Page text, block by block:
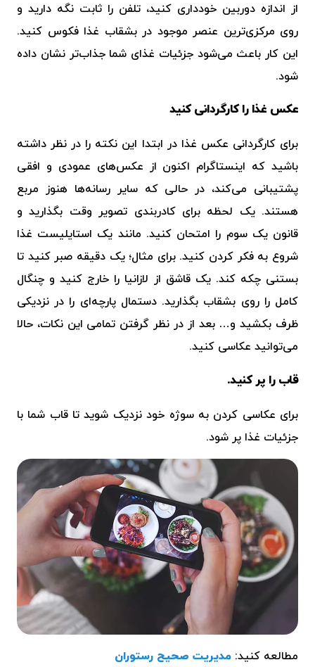
از اندازه دوربین خودداری کنید، تلفن را ثابت نگه دارید و
روی مرکزی‌ترین عنصر موجود در بشقاب غذا فکوس کنید.
این کار باعث می‌شود جزئیات غذای شما جذاب‌تر نشان داده
شود.
عکس غذا را کارگردانی کنید
برای کارگردانی عکس غذا در ابتدا این نکته را در نظر داشته
باشید که اینستاگرام اکنون از عکس‌های عمودی و افقی
پشتیبانی می‌کند، در حالی که سایر رسانه‌ها هنوز مربع
هستند. یک لحظه برای کادربندی تصویر وقت بگذارید و
قانون یک سوم را امتحان کنید. مانند یک استایلیست غذا
شروع به فکر کردن کنید. برای مثال؛ یک دقیقه صبر کنید تا
بستنی چکه کند. یک قاشق از لازانیا را خارج کنید و چنگال
کامل را روی بشقاب بگذارید. دستمال پارچه‌ای را در نزدیکی
ظرف بکشید و… بعد از در نظر گرفتن تمامی این نکات، حالا
می‌توانید عکاسی کنید.
قاب را پر کنید.
برای عکاسی کردن به سوژه خود نزدیک شوید تا قاب شما با
جزئیات غذا پر شود.
مطالعه کنید: مدیریت صحیح رستوران